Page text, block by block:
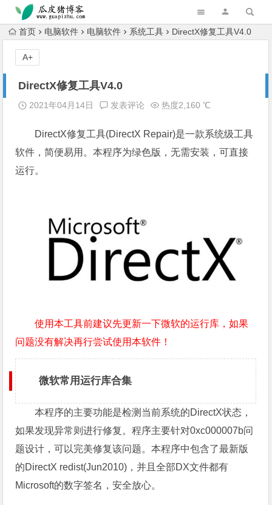
跳转到主内容
首页 电脑软件 电脑软件 系统工具 DirectX修复工具V4.0
DirectX修复工具V4.0
2021年04月14日 发表评论 热度2,160 ℃
DirectX修复工具(DirectX Repair)是一款系统级工具
软件，简便易用。本程序为绿色版，无需安装，可直接
运行。
使用本工具前建议先更新一下微软的运行库，如果
问题没有解决再行尝试使用本软件！
微软常用运行库合集
本程序的主要功能是检测当前系统的DirectX状态，
如果发现异常则进行修复。程序主要针对0xc000007b问
题设计，可以完美修复该问题。本程序中包含了最新版
的DirectX redist(Jun2010)，并且全部DX文件都有
Microsoft的数字签名，安全放心。
A+